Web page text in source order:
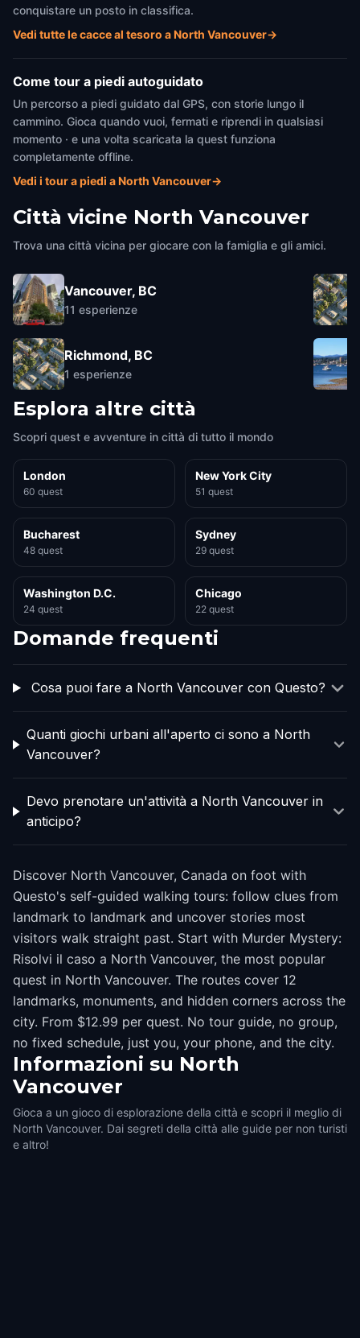
conquistare un posto in classifica.
Vedi tutte le cacce al tesoro a North Vancouver→
Come tour a piedi autoguidato
Un percorso a piedi guidato dal GPS, con storie lungo il
cammino. Gioca quando vuoi, fermati e riprendi in qualsiasi
momento · e una volta scaricata la quest funziona
completamente offline.
Vedi i tour a piedi a North Vancouver→
Città vicine North Vancouver
Trova una città vicina per giocare con la famiglia e gli amici.
Vancouver, BC
11 esperienze
Richmond, BC
1 esperienze
Esplora altre città
Scopri quest e avventure in città di tutto il mondo
London
60 quest
New York City
51 quest
Bucharest
48 quest
Sydney
29 quest
Washington D.C.
24 quest
Chicago
22 quest
Domande frequenti
Cosa puoi fare a North Vancouver con Questo?
Quanti giochi urbani all'aperto ci sono a North
Vancouver?
Devo prenotare un'attività a North Vancouver in
anticipo?
Discover North Vancouver, Canada on foot with
Questo's self-guided walking tours: follow clues from
landmark to landmark and uncover stories most
visitors walk straight past. Start with Murder Mystery:
Risolvi il caso a North Vancouver, the most popular
quest in North Vancouver. The routes cover 12
landmarks, monuments, and hidden corners across the
city. From $12.99 per quest. No tour guide, no group,
no fixed schedule, just you, your phone, and the city.
Informazioni su North
Vancouver
Gioca a un gioco di esplorazione della città e scopri il meglio di
North Vancouver. Dai segreti della città alle guide per non turisti
e altro!